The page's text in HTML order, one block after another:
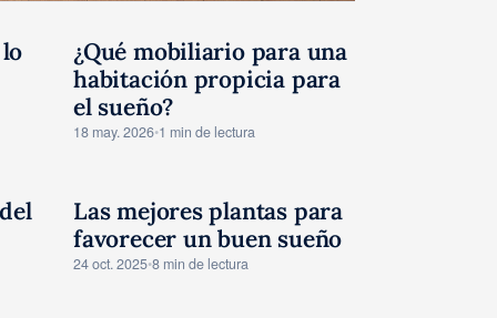
CONSEJOS
¿Qué mobiliario para una
habitación propicia para
el sueño?
18 may. 2026•1 min de lectura
CONSEJOS
Las mejores plantas para
favorecer un buen sueño
24 oct. 2025•8 min de lectura